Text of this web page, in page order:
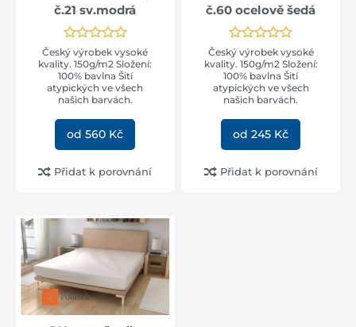
č.21 sv.modrá
Český výrobek vysoké
kvality. 150g/m2 Složení:
100% bavlna Šití
atypických ve všech
našich barvách.
od 560 Kč
Přidat k porovnání
č.60 ocelově šedá
Český výrobek vysoké
kvality. 150g/m2 Složení:
100% bavlna Šití
atypických ve všech
našich barvách.
od 245 Kč
Přidat k porovnání